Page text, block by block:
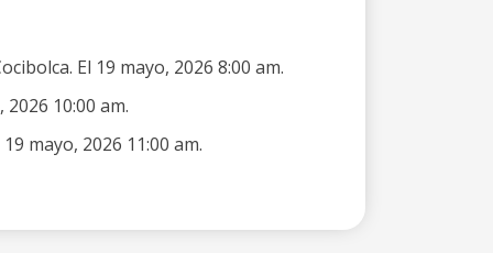
El 19 mayo, 2026 8:00 am.
10:00 am.
mayo, 2026 11:00 am.